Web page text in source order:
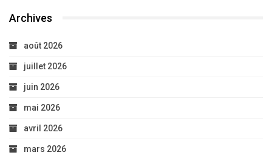
Archives
août 2026
juillet 2026
juin 2026
mai 2026
avril 2026
mars 2026